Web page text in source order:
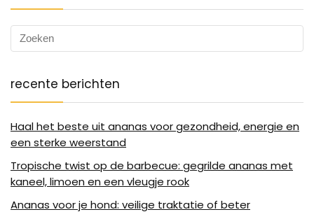
recente berichten
Haal het beste uit ananas voor gezondheid, energie en
een sterke weerstand
Tropische twist op de barbecue: gegrilde ananas met
kaneel, limoen en een vleugje rook
Ananas voor je hond: veilige traktatie of beter